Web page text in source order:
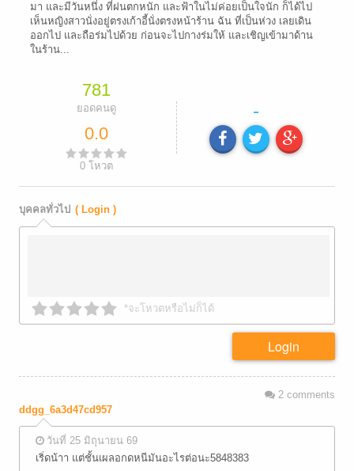
มา และมีวันหนึ่ง ที่ฝนตกหนัก และฟ้าในไม่ค่อยเป็นใจนัก ก็ได้ไป
เห็นหญิงสาวนั่งอยู่ตรงเก้าอี้นั่งตรงหน้าร้าน ฉัน ที่เป็นห่วง เลยเดิน
ออกไป และถือร่มไปด้วย ก่อนจะไปกางร่มให้ และเชิญเข้ามาด้าน
ในร้าน...
781
ยอดคนดู
0.0
0โหวต
-
บุคคลทั่วไป ( Login )
*จะโหวตหรือไม่ก็ได้
Login
2comments
ddgg_6a3d47cd957
วันที่ 25 มิถุนายน 69
เริ่ดน้าา แต่ชั้นเผลอกดหนีมันอะไรต่อนะ5848383